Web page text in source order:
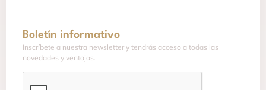
Boletín informativo
Inscríbete a nuestra newsletter y tendrás acceso a todas las
novedades y ventajas.